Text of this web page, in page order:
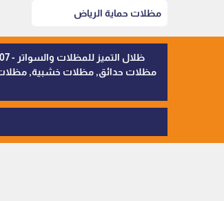
مظلات حماية الرياض
مظلات حدائق, مظلات خشبية, مظلات